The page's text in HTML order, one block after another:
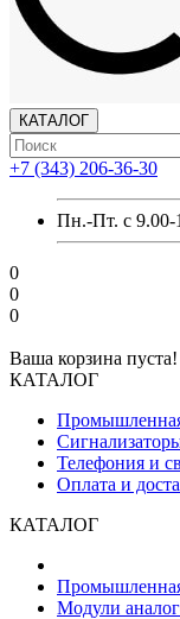
КАТАЛОГ
+7 (343) 206-36-30
Пн.-Пт. с
0
0
0
Ваша корзина пуста!
КАТАЛОГ
Телефония и
Оплата и
КАТАЛОГ
Модули